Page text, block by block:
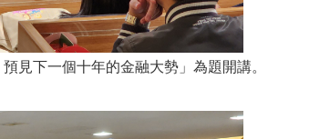
見下一個十年的金融大勢」為題開講。